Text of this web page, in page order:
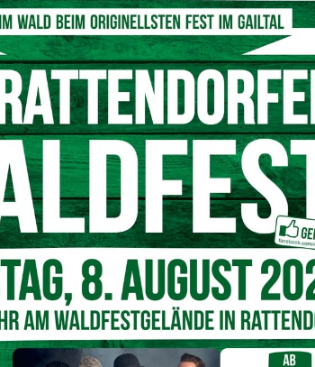
© Stabentheiner
werden sollen. Doch auf dem Forstweg
aus dem Bezirk Feldkirchen aus und
weshalb die Bergrettung Villach
einer Ärztin, zum Unfallort auf und
Forstweg. Von dort wurde sie von der